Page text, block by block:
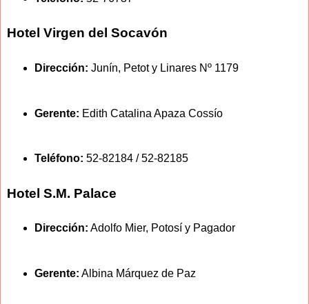
Hotel Virgen del Socavón
Dirección: Junín, Petot y Linares Nº 1179
Gerente: Edith Catalina Apaza Cossío
Teléfono: 52-82184 / 52-82185
Hotel S.M. Palace
Dirección: Adolfo Mier, Potosí y Pagador
Gerente: Albina Márquez de Paz